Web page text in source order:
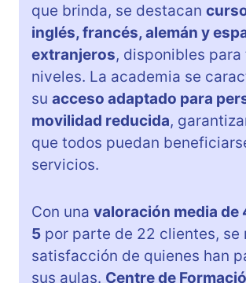
que brinda, se destacan
inglés, francés, alemán y
extranjeros, disponibles para
niveles. La academia se
su acceso adaptado para
movilidad reducida,
que todos puedan
servicios.
Con una valoración media de
5 por parte de 22 clientes, se
satisfacción de quienes han
sus aulas. Centre de